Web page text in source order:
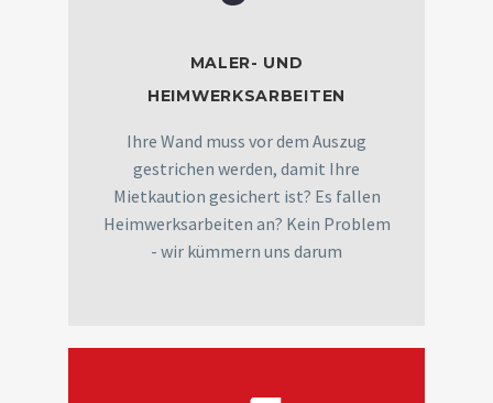
MALER- UND
HEIMWERKSARBEITEN
Ihre Wand muss vor dem Auszug
gestrichen werden, damit Ihre
Mietkaution gesichert ist? Es fallen
Heimwerksarbeiten an? Kein Problem
- wir kümmern uns darum